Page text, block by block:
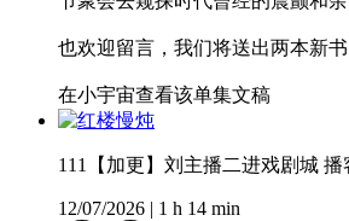
也欢迎留言，我们将送出两本新
在小宇宙查看该单集文稿
111【加更】刘主播二进戏剧城
12/07/2026 1 h 14 min